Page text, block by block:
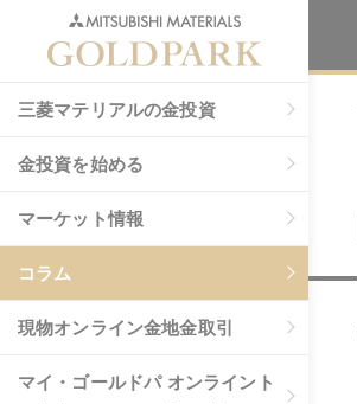
三菱マテリアルの金投資
金投資を始める
マーケット情報
コラム
現物オンライン金地金取引
マイ・ゴールドパ オンライント